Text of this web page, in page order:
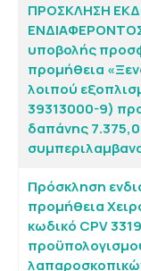
ΠΡΟΣΚΛΗΣΗ
υποβολής
προμήθεια
λοιπού
39313000-9)
δαπάνης
Πρόσκληση
προμήθεια
κωδικό CPV